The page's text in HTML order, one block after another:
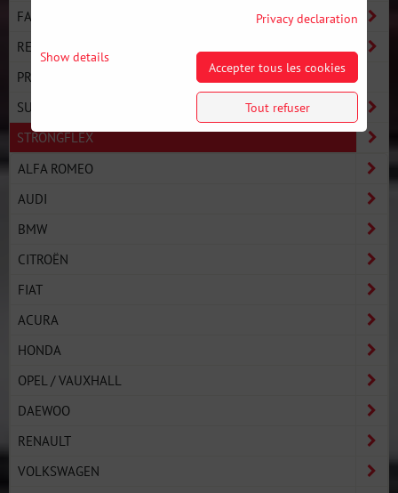
FABRICANTS
RECHERCHE PAR VOITURE
PRO LINE - PERFORMANCE ULTIME
SUSPENSION
STRONGFLEX
ALFA ROMEO
AUDI
BMW
CITROËN
FIAT
ACURA
HONDA
OPEL / VAUXHALL
DAEWOO
RENAULT
VOLKSWAGEN
Privacy declaration
Show details
Accepter tous les cookies
Tout refuser